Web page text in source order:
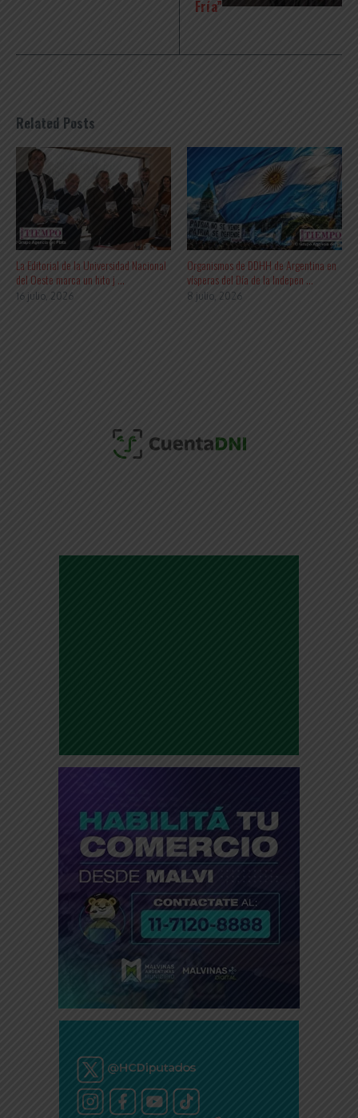
Fría”
Related Posts
La Editorial de la Universidad Nacional
del Oeste marca un hito j ...
16 julio, 2026
Organismos de DDHH de Argentina en
vísperas del Día de la Indepen ...
8 julio, 2026